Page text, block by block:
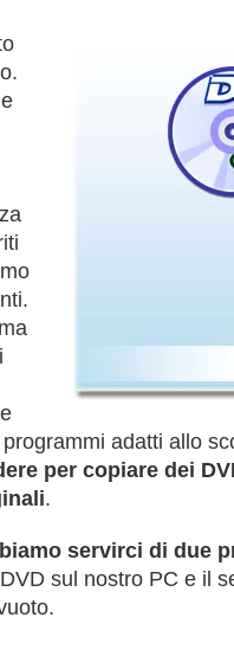
adatti allo
per copiare dei
.
servirci di due
sul nostro PC e il